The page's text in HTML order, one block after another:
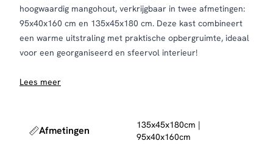
hoogwaardig mangohout, verkrijgbaar in twee afmetingen:
95x40x160 cm en 135x45x180 cm. Deze kast combineert
een warme uitstraling met praktische opbergruimte, ideaal
voor een georganiseerd en sfeervol interieur!
Lees meer
Afmetingen
135x45x180cm |
95x40x160cm